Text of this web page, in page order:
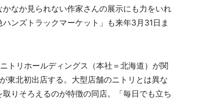
なか見られない作家さんの展示にも力をいれ
ンズトラックマーケット」も来年3月31日ま
トリホールディングス（本社＝北海道）が関
東北初出店する。大型店舗のニトリとは異な
りそろえるのが特徴の同店。「毎日でも立ち